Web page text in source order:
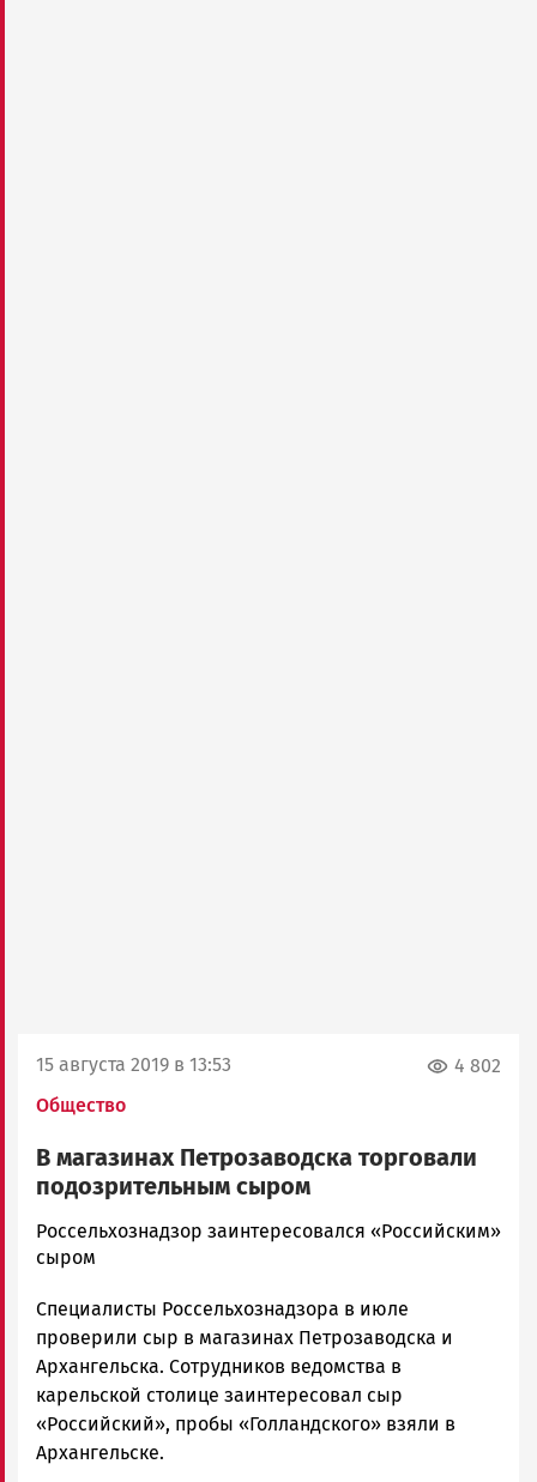
15 августа 2019 в 13:53
Общество
4 802
В магазинах Петрозаводска торговали
подозрительным сыром
Корректор
Новости
и
Карелии
|
Петрозаводск
ГОВОРИТ
Россельхознадзор заинтересовался «Российским»
сыром
Специалисты Россельхознадзора в июле
проверили сыр в магазинах Петрозаводска и
Архангельска. Сотрудников ведомства в
карельской столице заинтересовал сыр
«Российский», пробы «Голландского» взяли в
Архангельске.